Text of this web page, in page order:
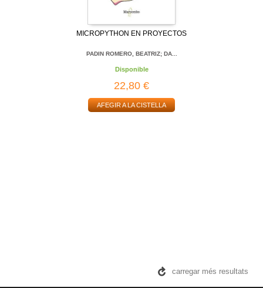
MICROPYTHON EN PROYECTOS
PADIN ROMERO, BEATRIZ; DA...
Disponible
22,80 €
AFEGIR A LA CISTELLA
carregar més resultats